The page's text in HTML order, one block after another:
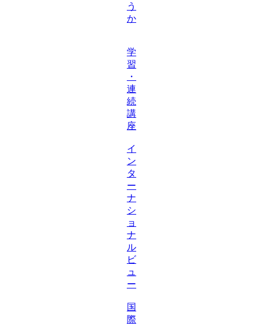
う
か
学
習
・
連
続
講
座
イ
ン
タ
ー
ナ
シ
ョ
ナ
ル
ビ
ュ
ー
国
際